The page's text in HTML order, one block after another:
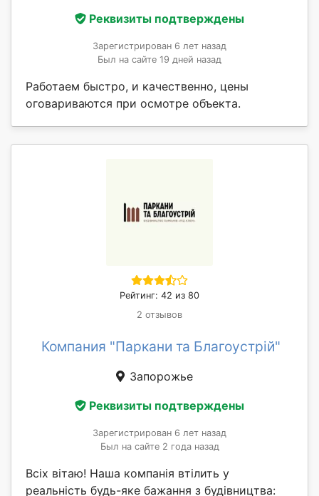
Реквизиты подтверждены
Зарегистрирован 6 лет назад
Был на сайте 19 дней назад
Работаем быстро, и качественно, цены
оговариваются при осмотре объекта.
Рейтинг: 42 из 80
2 отзывов
Компания "Паркани та Благоустрій"
Запорожье
Реквизиты подтверждены
Зарегистрирован 6 лет назад
Был на сайте 2 года назад
Всіх вітаю! Наша компанія втілить у
реальність будь-яке бажання з будівництва: